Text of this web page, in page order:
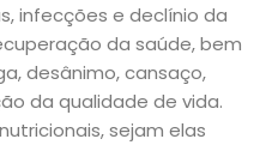
infecções e declínio da
da saúde, bem
desânimo, cansaço,
da qualidade de vida.
sejam elas